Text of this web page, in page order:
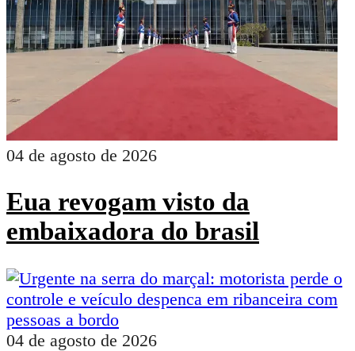
04 de agosto de 2026
Eua revogam visto da
embaixadora do brasil
04 de agosto de 2026